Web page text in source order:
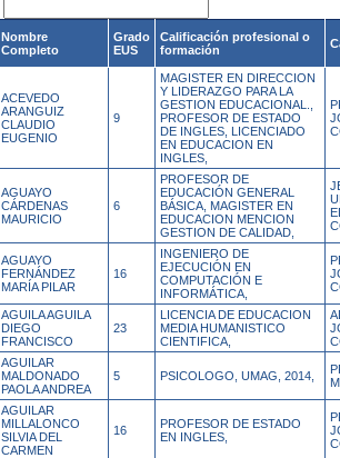
Nombre
Completo
Grado
EUS
Calificación profesional o
formación
ACEVEDO
ARANGUIZ
CLAUDIO
EUGENIO
9
MAGISTER EN DIRECCION
Y LIDERAZGO PARA LA
GESTION EDUCACIONAL.,
PROFESOR DE ESTADO
DE INGLES, LICENCIADO
EN EDUCACION EN
INGLES,
AGUAYO
CÁRDENAS
MAURICIO
6
PROFESOR DE
EDUCACIÓN GENERAL
BÁSICA, MAGISTER EN
EDUCACION MENCION
GESTION DE CALIDAD,
AGUAYO
FERNÁNDEZ
MARÍA PILAR
16
INGENIERO DE
EJECUCIÓN EN
COMPUTACIÓN E
INFORMÁTICA,
AGUILA AGUILA
DIEGO
FRANCISCO
23
LICENCIA DE EDUCACION
MEDIA HUMANISTICO
CIENTIFICA,
AGUILAR
MALDONADO
PAOLA ANDREA
5 PSICOLOGO, UMAG, 2014,
AGUILAR
MILLALONCO
SILVIA DEL
CARMEN
16
PROFESOR DE ESTADO
EN INGLES,